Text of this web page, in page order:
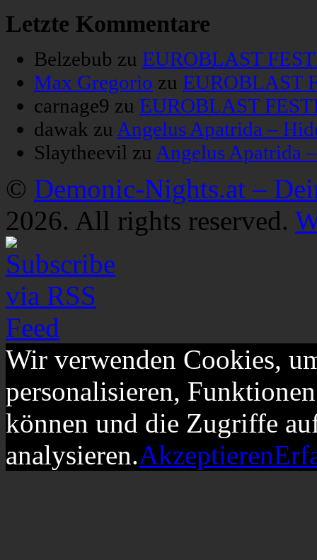
Letzte Kommentare
Belzebub zu EUROBLAST
Max Gregorio zu EUROBLAST
carnage9 zu EUROBLAST
dawak zu Angelus Apatrida –
Slaytheevil zu Angelus Apatrida
© Demonic-Nights.at –
2026. All rights reserved.
Wir verwenden Cookies,
personalisieren,
können und die Zugriffe
analysieren.Akzeptieren